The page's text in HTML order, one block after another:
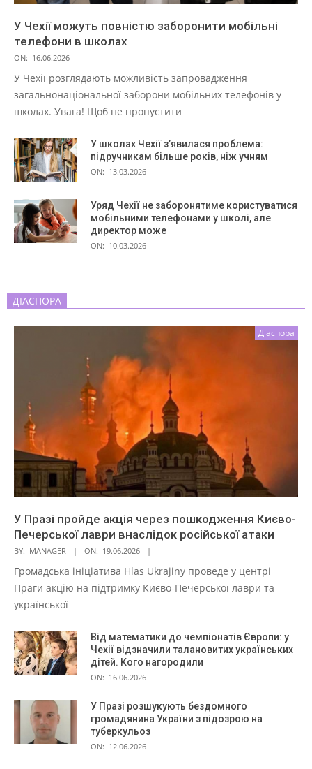
У Чехії можуть повністю заборонити мобільні
телефони в школах
ON: 16.06.2026
У Чехії розглядають можливість запровадження
загальнонаціональної заборони мобільних телефонів у
школах. Увага! Щоб не пропустити
У школах Чехії з’явилася проблема:
підручникам більше років, ніж учням
ON: 13.03.2026
Уряд Чехії не заборонятиме користуватися
мобільними телефонами у школі, але
директор може
ON: 10.03.2026
ДІАСПОРА
Діаспора
У Празі пройде акція через пошкодження Києво-
Печерської лаври внаслідок російської атаки
BY: MANAGER ON: 19.06.2026
Громадська ініціатива Hlas Ukrajiny проведе у центрі
Праги акцію на підтримку Києво-Печерської лаври та
української
Від математики до чемпіонатів Європи: у
Чехії відзначили талановитих українських
дітей. Кого нагородили
ON: 16.06.2026
У Празі розшукують бездомного
громадянина України з підозрою на
туберкульоз
ON: 12.06.2026